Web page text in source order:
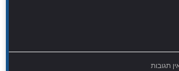
תגובות